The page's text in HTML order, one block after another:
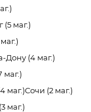
маг.)
Дону (4 маг.)
маг.)
маг.)Сочи (2 маг.)
маг.)